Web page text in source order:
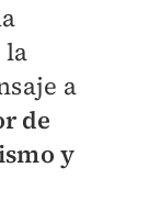
la
a
de
y